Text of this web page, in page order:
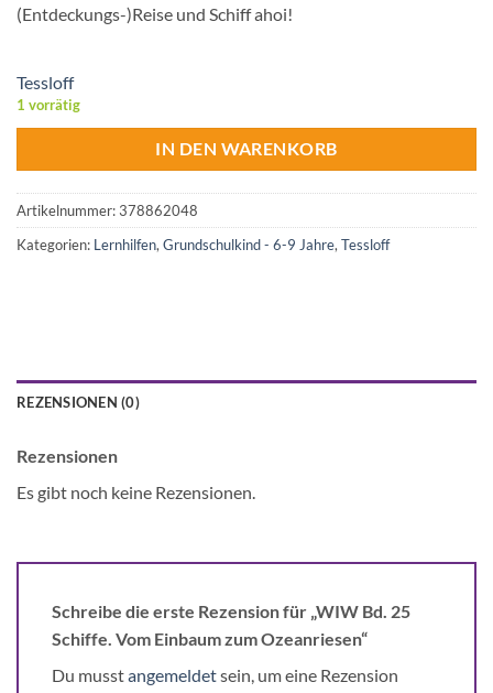
(Entdeckungs-)Reise und Schiff ahoi!
Tessloff
1 vorrätig
IN DEN WARENKORB
Artikelnummer:378862048
Kategorien: Lernhilfen,Grundschulkind - 6-9 Jahre,Tessloff
REZENSIONEN (0)
Rezensionen
Es gibt noch keine Rezensionen.
Schreibe die erste Rezension für „WIW Bd. 25
Schiffe. Vom Einbaum zum Ozeanriesen“
Du musstangemeldetsein, um eine Rezension